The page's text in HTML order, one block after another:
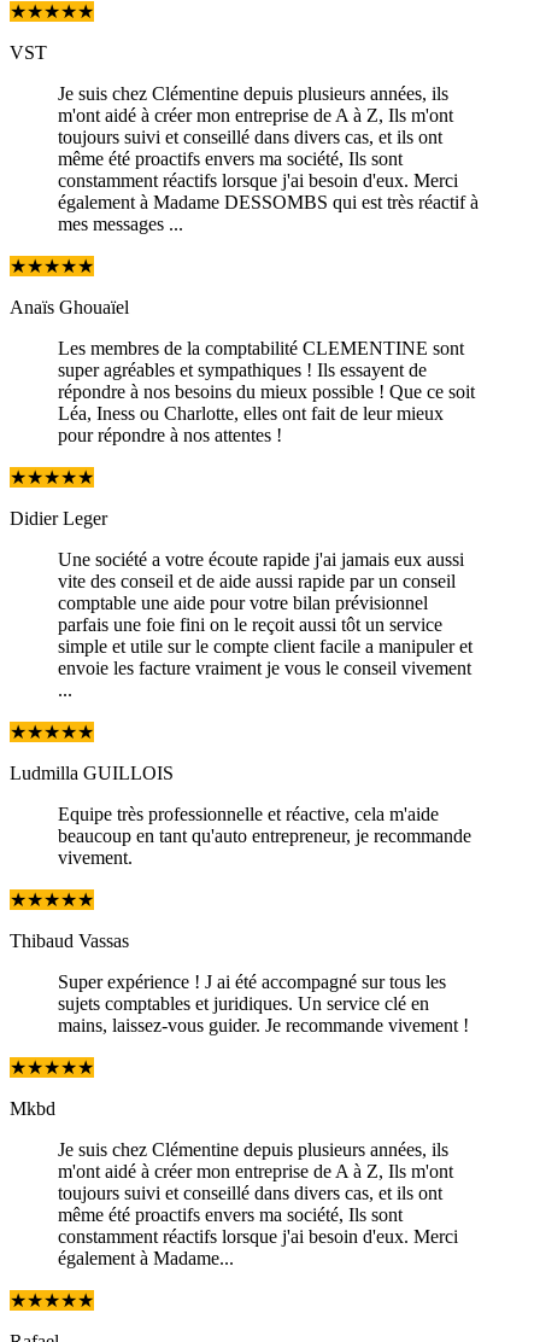
★★★★★
VST
Je suis chez Clémentine depuis plusieurs années, ils
m'ont aidé à créer mon entreprise de A à Z, Ils m'ont
toujours suivi et conseillé dans divers cas, et ils ont
même été proactifs envers ma société, Ils sont
constamment réactifs lorsque j'ai besoin d'eux. Merci
également à Madame DESSOMBS qui est très réactif à
mes messages ...
★★★★★
Anaïs Ghouaïel
Les membres de la comptabilité CLEMENTINE sont
super agréables et sympathiques ! Ils essayent de
répondre à nos besoins du mieux possible ! Que ce soit
Léa, Iness ou Charlotte, elles ont fait de leur mieux
pour répondre à nos attentes !
★★★★★
Didier Leger
Une société a votre écoute rapide j'ai jamais eux aussi
vite des conseil et de aide aussi rapide par un conseil
comptable une aide pour votre bilan prévisionnel
parfais une foie fini on le reçoit aussi tôt un service
simple et utile sur le compte client facile a manipuler et
envoie les facture vraiment je vous le conseil vivement
...
★★★★★
Ludmilla GUILLOIS
Equipe très professionnelle et réactive, cela m'aide
beaucoup en tant qu'auto entrepreneur, je recommande
vivement.
★★★★★
Thibaud Vassas
Super expérience ! J ai été accompagné sur tous les
sujets comptables et juridiques. Un service clé en
mains, laissez-vous guider. Je recommande vivement !
★★★★★
Mkbd
Je suis chez Clémentine depuis plusieurs années, ils
m'ont aidé à créer mon entreprise de A à Z, Ils m'ont
toujours suivi et conseillé dans divers cas, et ils ont
même été proactifs envers ma société, Ils sont
constamment réactifs lorsque j'ai besoin d'eux. Merci
également à Madame...
★★★★★